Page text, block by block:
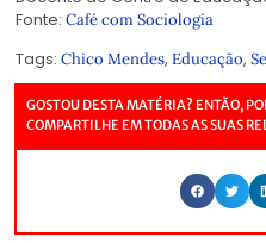
Fonte: Café com Sociologia
Tags: Chico Mendes, Educação,
GOSTOU DESTA MATÉRIA? ENTÃO,
COMPARTILHE EM TODAS AS SUAS